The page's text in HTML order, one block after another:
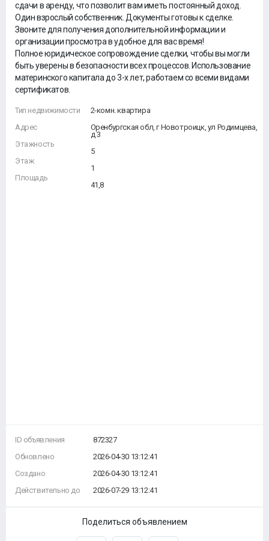
сдачи в аренду, что позволит вам иметь постоянный доход.
Один взрослый собственник. Документы готовы к сделке.
Звоните для получения дополнительной информации и
организации просмотра в удобное для вас время!
Полное юридическое сопровождение сделки, чтобы вы могли
быть уверены в безопасности всех процессов. Использование
материнского капитала до 3-х лет, работаем со всеми видами
сертификатов.
Тип недвижимости
Адрес
Этажность
Этаж
Площадь
2-комн. квартира
Оренбургская обл, г Новотроицк, ул Родимцева,
д 3
5
1
41,8
ID объявления
Обновлено
Создано
Действительно до
872327
2026-04-30 13:12:41
2026-04-30 13:12:41
2026-07-29 13:12:41
Поделиться объявлением